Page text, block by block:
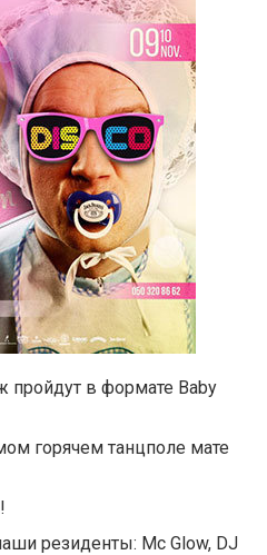
в формате Baby
горячем танцполе мате
резиденты: Mc Glow, DJ